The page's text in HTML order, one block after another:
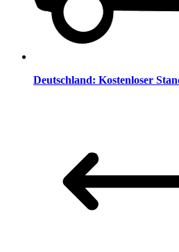
Deutschland: Kostenloser